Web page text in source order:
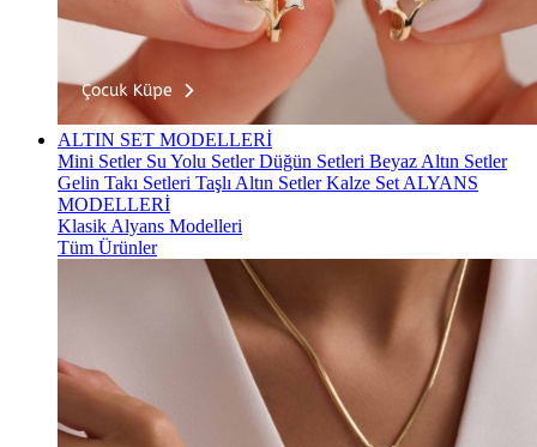
ALTIN SET MODELLERİ
Mini Setler Su Yolu SetlerDüğün Setleri Beyaz Altın Setler
Gelin Takı Setleri Taşlı Altın SetlerKalze Set ALYANS
MODELLERİ
Klasik Alyans Modelleri
Tüm Ürünler